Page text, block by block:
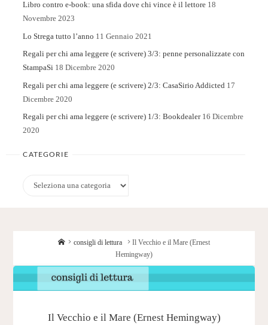
Libro contro e-book: una sfida dove chi vince è il lettore 18
Novembre 2023
Lo Strega tutto l’anno 11 Gennaio 2021
Regali per chi ama leggere (e scrivere) 3/3: penne personalizzate con
StampaSi 18 Dicembre 2020
Regali per chi ama leggere (e scrivere) 2/3: CasaSirio Addicted 17
Dicembre 2020
Regali per chi ama leggere (e scrivere) 1/3: Bookdealer 16 Dicembre
2020
CATEGORIE
Categorie
Homeconsigli di lettura
Il Vecchio e il Mare (Ernest
Hemingway)
Il Vecchio e il Mare (Ernest Hemingway)